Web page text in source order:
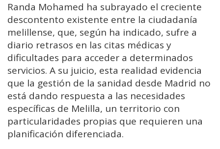
Randa Mohamed ha subrayado el creciente
descontento existente entre la ciudadanía
melillense, que, según ha indicado, sufre a
diario retrasos en las citas médicas y
dificultades para acceder a determinados
servicios. A su juicio, esta realidad evidencia
que la gestión de la sanidad desde Madrid no
está dando respuesta a las necesidades
específicas de Melilla, un territorio con
particularidades propias que requieren una
planificación diferenciada.